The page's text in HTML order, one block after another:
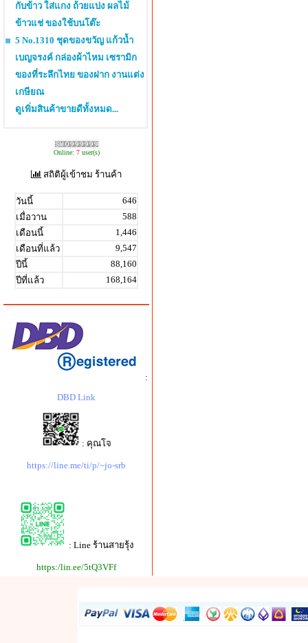
กับข้าว ใส่แกง ถ้วยแบ่ง ผลไม้
ข้าวแช่ ของใช้บนโต๊ะ
5 No.1310 ชุดของขวัญ แก้วน้ำ
เบญจรงค์ กล่องผ้าไหม เซรามิก
ของที่ระลึกไทย ของฝาก งานแต่ง
เกษียณ
ดูเพิ่มสินค้าขายดีทั้งหมด...
Online: 7user(s)
สถิติผู้เข้าชม ร้านค้า
วันนี้
646
เมื่อวาน
588
เดือนนี้
1,446
เดือนที่แล้ว
9,547
ปีนี้
88,160
ปีที่แล้ว
168,164
:
DBD Link
: คุณโจ
https://line.me/ti/p/~jo-srb
: Line ร้านสายรุ้ง
https:/lin.ee/5tQ3VFf